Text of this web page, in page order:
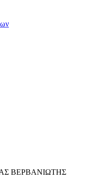
ΒΕΡΒΑΝΙΩΤΗΣ